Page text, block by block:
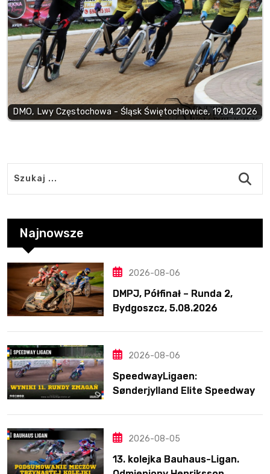
DMO, Lwy Częstochowa - Śląsk Świętochłowice, 19.04.2026
Najnowsze
2026-08-06
DMPJ, Półfinał – Runda 2,
Bydgoszcz, 5.08.2026
2026-08-06
SpeedwayLigaen:
Sønderjylland Elite Speedway
2026-08-05
13. kolejka Bauhaus-Ligan.